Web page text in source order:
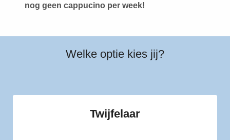
nog geen cappucino per week!
Welke optie kies jij?
Twijfelaar